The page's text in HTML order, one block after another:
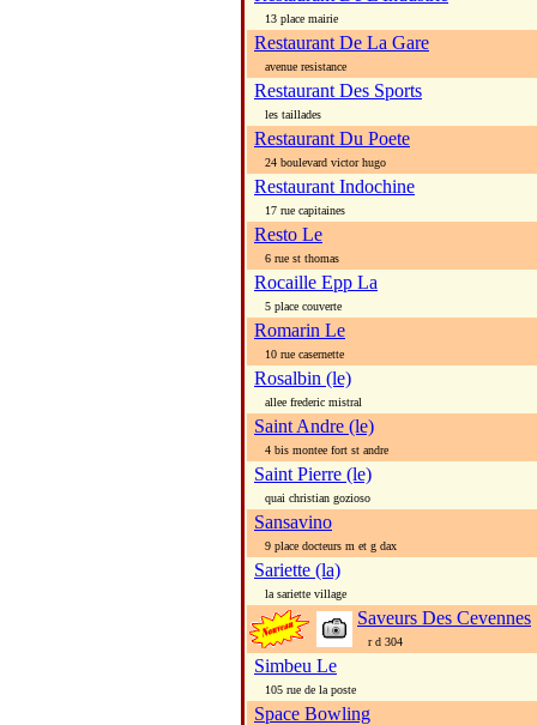
13 place mairie
Restaurant De La Gare
avenue resistance
Restaurant Des Sports
les taillades
Restaurant Du Poete
24 boulevard victor hugo
Restaurant Indochine
17 rue capitaines
Resto Le
6 rue st thomas
Rocaille Epp La
5 place couverte
Romarin Le
10 rue casernette
Rosalbin (le)
allee frederic mistral
Saint Andre (le)
4 bis montee fort st andre
Saint Pierre (le)
quai christian gozioso
Sansavino
9 place docteurs m et g dax
Sariette (la)
la sariette village
Saveurs Des Cevennes
r d 304
Simbeu Le
105 rue de la poste
Space Bowling